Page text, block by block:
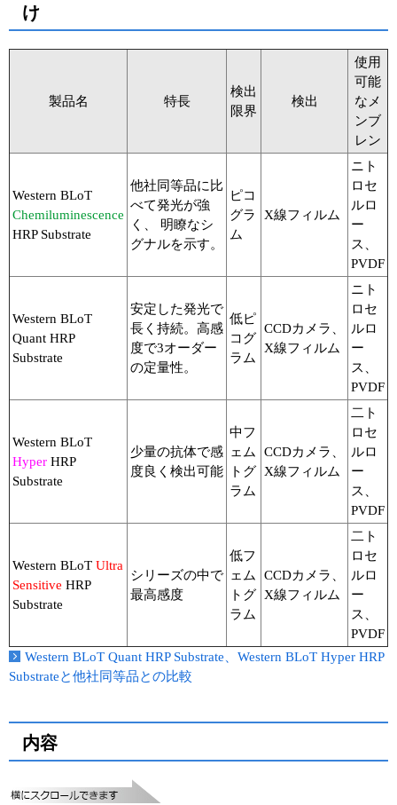
け
製品名 特長
検出
限界
検出
使用
可能
なメ
ンブ
レン
Western BLoT
Chemiluminescence
HRP Substrate
他社同等品に比
べて発光が強
く、 明瞭なシ
グナルを示す。
ピコ
グラ
ム
X線フィルム
ニト
ロセ
ルロ
ー
ス、
PVDF
Western BLoT
Quant HRP
Substrate
安定した発光で
長く持続。高感
度で3オーダー
の定量性。
低ピ
コグ
ラム
CCDカメラ、
X線フィルム
ニト
ロセ
ルロ
ー
ス、
PVDF
Western BLoT
Hyper HRP
Substrate
少量の抗体で感
度良く検出可能
中フ
ェム
トグ
ラム
CCDカメラ、
X線フィルム
二ト
ロセ
ルロ
ー
ス、
PVDF
Western BLoT Ultra
Sensitive HRP
Substrate
シリーズの中で
最高感度
低フ
ェム
トグ
ラム
CCDカメラ、
X線フィルム
二ト
ロセ
ルロ
ー
ス、
PVDF
Western BLoT Quant HRP Substrate、Western BLoT Hyper HRP
Substrateと他社同等品との比較
内容